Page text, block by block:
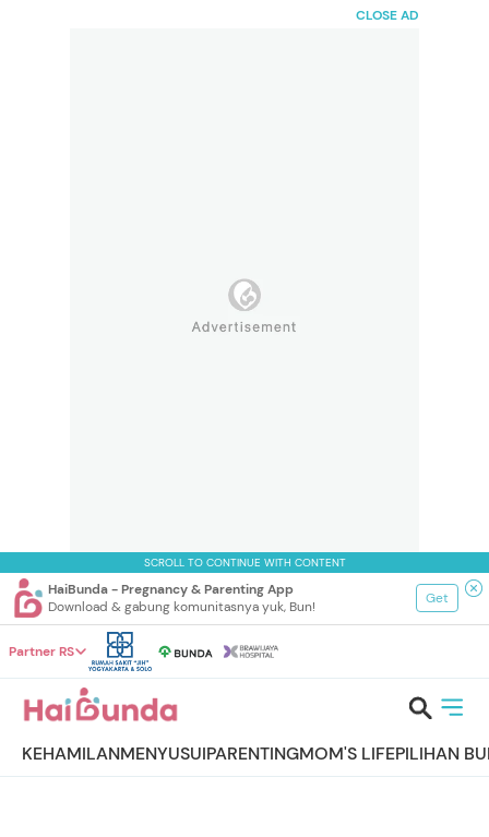
CLOSE AD
SCROLL TO CONTINUE WITH CONTENT
HaiBunda - Pregnancy & Parenting App
Download & gabung komunitasnya yuk, Bun!
Get
Partner RS
KEHAMILANMENYUSUIPARENTINGMOM'S LIFEPILIHAN